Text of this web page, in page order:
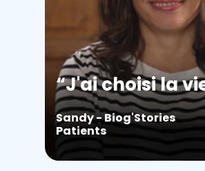
J'ai choisi la
Sandy - Biog'Stories
Patients